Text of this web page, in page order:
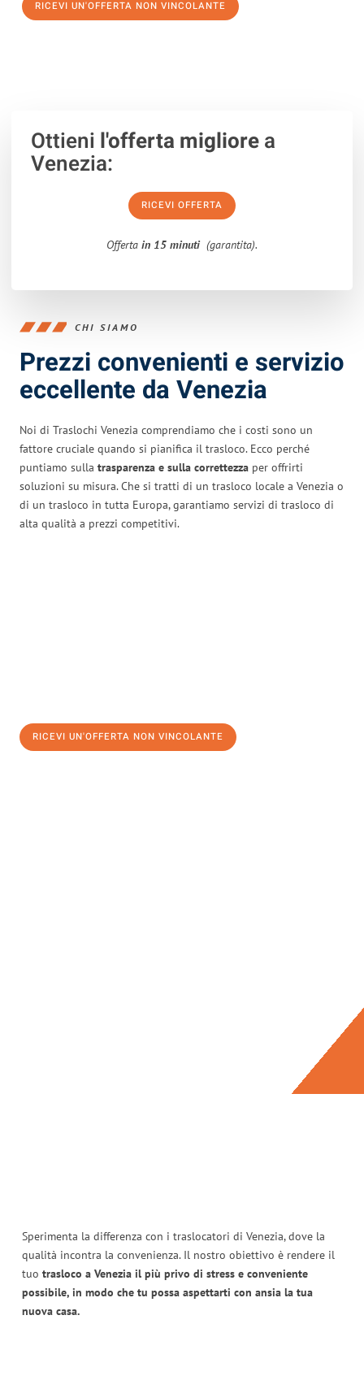
RICEVI UN'OFFERTA NON VINCOLANTE
Ottieni l'offerta migliorea
Venezia:
RICEVI OFFERTA
Offerta in 15 minuti (garantita).
CHI SIAMO
Prezzi convenienti e servizio
eccellente da Venezia
Noi di Traslochi Venezia comprendiamo che i costi sono un
fattore cruciale quando si pianifica il trasloco. Ecco perché
puntiamo sulla trasparenza e sulla correttezza per offrirti
soluzioni su misura. Che si tratti di un trasloco locale a Venezia o
di un trasloco in tutta Europa, garantiamo servizi di trasloco di
alta qualità a prezzi competitivi.
RICEVI UN'OFFERTA NON VINCOLANTE
Sperimenta la differenza con i traslocatori di Venezia, dove la
qualità incontra la convenienza. Il nostro obiettivo è rendere il
tuo trasloco a Venezia il più privo di stress e conveniente
possibile, in modo che tu possa aspettarti con ansia la tua
nuova casa.